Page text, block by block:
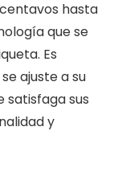
hasta
que se
Es
ajuste a su
satisfaga sus
y